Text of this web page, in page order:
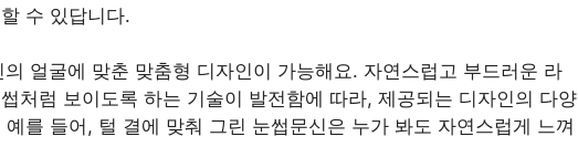
수 있답니다.
의 얼굴에 맞춘 맞춤형 디자인이 가능해요. 자연스럽고 부드러운 라
처럼 보이도록 하는 기술이 발전함에 따라, 제공되는 디자인의 다양
를 들어, 털 결에 맞춰 그린 눈썹문신은 누가 봐도 자연스럽게 느껴